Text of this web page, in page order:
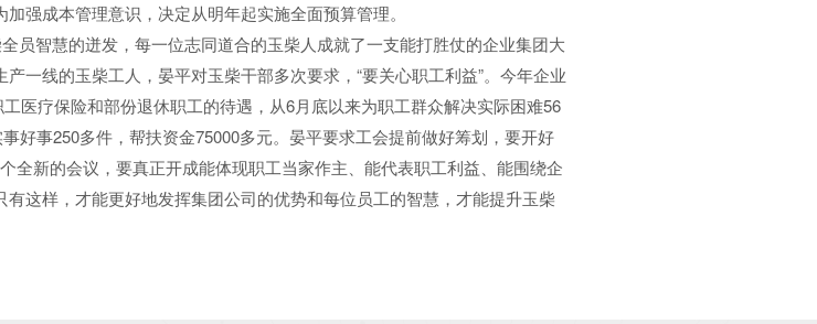
强成本管理意识，决定从明年起实施全面预算管理。
智慧的迸发，每一位志同道合的玉柴人成就了一支能打胜仗的企业集团大
一线的玉柴工人，晏平对玉柴干部多次要求，“要关心职工利益”。今年企业
医疗保险和部份退休职工的待遇，从6月底以来为职工群众解决实际困难56
好事250多件，帮扶资金75000多元。晏平要求工会提前做好筹划，要开好
全新的会议，要真正开成能体现职工当家作主、能代表职工利益、能围绕企
这样，才能更好地发挥集团公司的优势和每位员工的智慧，才能提升玉柴